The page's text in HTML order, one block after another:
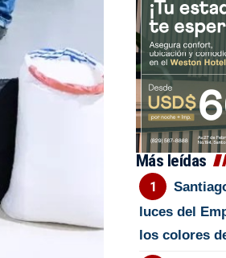
Más leídas
luces del
los colores